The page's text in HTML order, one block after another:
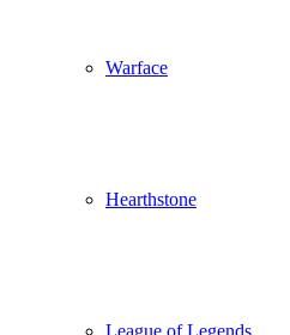
Warface
Hearthstone
League of Legends